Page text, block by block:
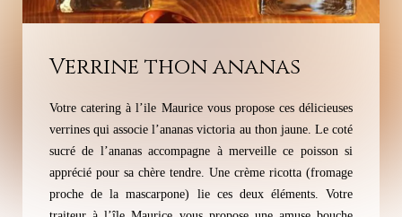
Verrine thon ananas
Votre catering à l’ile Maurice vous propose ces délicieuses
verrines qui associe l’ananas victoria au thon jaune. Le coté
sucré de l’ananas accompagne à merveille ce poisson si
apprécié pour sa chère tendre. Une crème ricotta (fromage
proche de la mascarpone) lie ces deux éléments. Votre